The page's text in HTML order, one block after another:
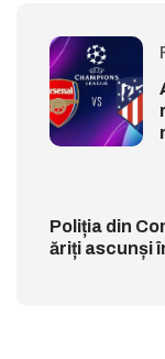
Poliția din
ăriți ascunși